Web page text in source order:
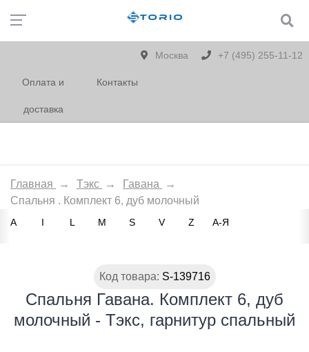
Москва +7 (495) 255-11-12
Оплата и
доставка
Контакты
Главная → Тэкс → Гавана
→
Спальня . Комплект 6, дуб молочный
A I L M S V Z А-Я
Код товара: S-139716
Спальня Гавана. Комплект 6, дуб
молочный - Тэкс, гарнитур спальный